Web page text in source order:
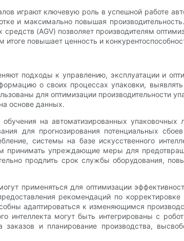
играют ключевую роль в успешной работе
и максимально повышая
(AGV) позволяет производителям
повышает ценность и
подходы к управлению, эксплуатации и
о своих процессах упаковки, выявлять
для оптимизации производительности
основе данных.
на автоматизированных упаковочных
для прогнозирования потенциальных
системы на базе искусственного
принимать упреждающие меры для
продлить срок службы оборудования,
применяться для оптимизации
рекомендаций по
адаптироваться к изменяющимся
могут быть интегрированы с
и планирование производства,